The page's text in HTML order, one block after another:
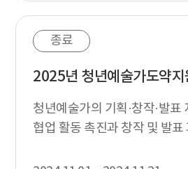
종료
2025년 청년예술가도약지
청년예술가의 기획·창작·발표
협업 활동 촉진과 창작 및 발